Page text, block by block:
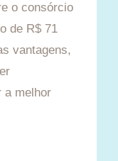
o consórcio
de R$ 71
vantagens,
a melhor